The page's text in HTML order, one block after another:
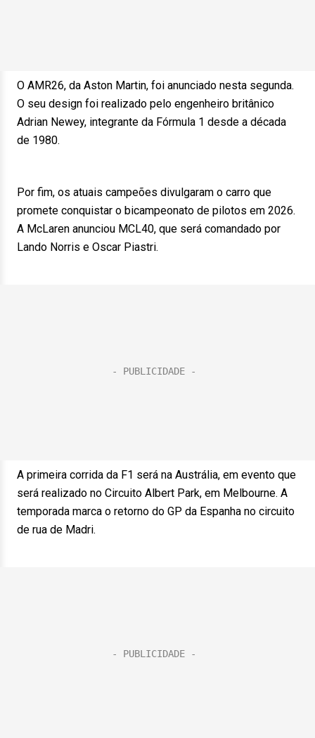
O AMR26, da Aston Martin, foi anunciado nesta segunda.
O seu design foi realizado pelo engenheiro britânico
Adrian Newey, integrante da Fórmula 1 desde a década
de 1980.
Por fim, os atuais campeões divulgaram o carro que
promete conquistar o bicampeonato de pilotos em 2026.
A McLaren anunciou MCL40, que será comandado por
Lando Norris e Oscar Piastri.
A primeira corrida da F1 será na Austrália, em evento que
será realizado no Circuito Albert Park, em Melbourne. A
temporada marca o retorno do GP da Espanha no circuito
de rua de Madri.